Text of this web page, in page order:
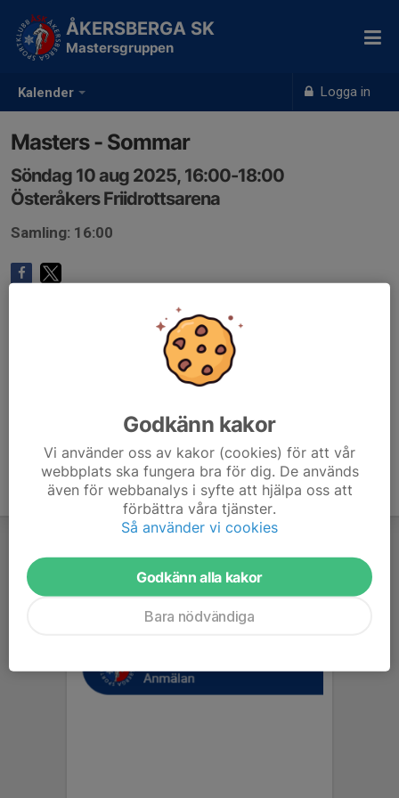
Kalender Logga in
ÅKERSBERGA SK
Mastersgruppen
Masters - Sommar
Söndag 10 aug 2025, 16:00-18:00
Österåkers Friidrottsarena
Samling: 16:00
Godkänn kakor
Vi använder oss av kakor (cookies) för att vår
webbplats ska fungera bra för dig. De används
även för webbanalys i syfte att hjälpa oss att
förbättra våra tjänster.
Så använder vi cookies
Godkänn alla kakor
Bara nödvändiga